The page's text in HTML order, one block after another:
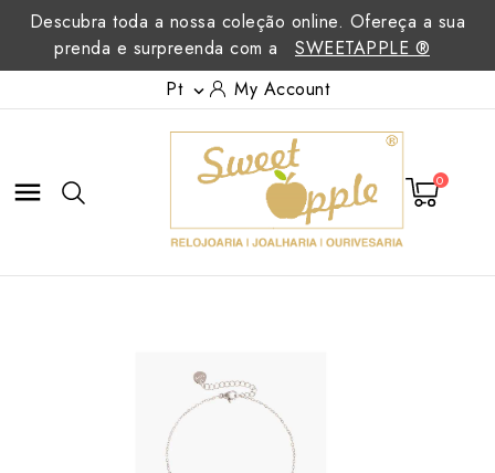
Descubra toda a nossa coleção online. Ofereça a sua
prenda e surpreenda com a
SWEETAPPLE ®
Pt  My Account
 0